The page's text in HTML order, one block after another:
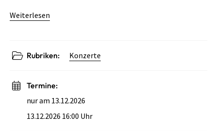
Weiterlesen
Rubriken: Konzerte
Termine:
nur am 13.12.2026
13.12.2026 16:00 Uhr